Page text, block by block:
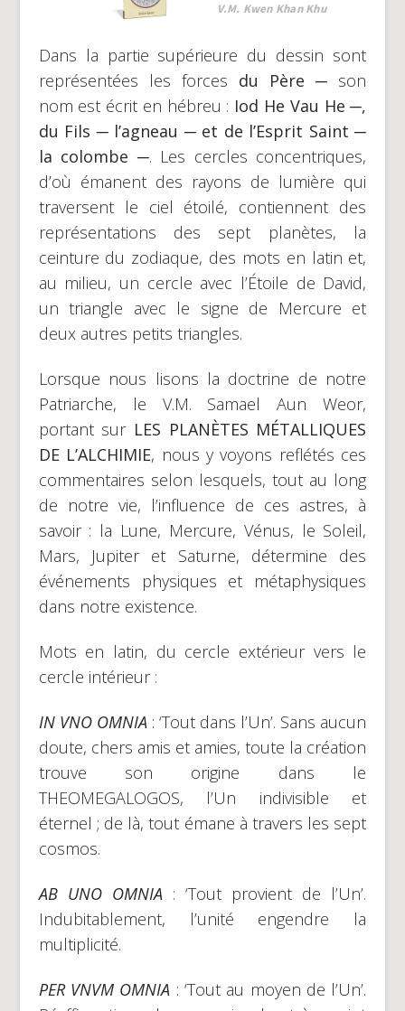
V.M. Kwen Khan Khu
Dans la partie supérieure du dessin sont
représentées les forces du Père ─ son
nom est écrit en hébreu : Iod He Vau He ─,
du Fils ─ l’agneau ─ et de l’Esprit Saint ─
la colombe ─. Les cercles concentriques,
d’où émanent des rayons de lumière qui
traversent le ciel étoilé, contiennent des
représentations des sept planètes, la
ceinture du zodiaque, des mots en latin et,
au milieu, un cercle avec l’Étoile de David,
un triangle avec le signe de Mercure et
deux autres petits triangles.
Lorsque nous lisons la doctrine de notre
Patriarche, le V.M. Samael Aun Weor,
portant sur LES PLANÈTES MÉTALLIQUES
DE L’ALCHIMIE, nous y voyons reflétés ces
commentaires selon lesquels, tout au long
de notre vie, l’influence de ces astres, à
savoir : la Lune, Mercure, Vénus, le Soleil,
Mars, Jupiter et Saturne, détermine des
événements physiques et métaphysiques
dans notre existence.
Mots en latin, du cercle extérieur vers le
cercle intérieur :
IN VNO OMNIA : ‘Tout dans l’Un’. Sans aucun
doute, chers amis et amies, toute la création
trouve son origine dans le
THEOMEGALOGOS, l’Un indivisible et
éternel ; de là, tout émane à travers les sept
cosmos.
AB UNO OMNIA : ‘Tout provient de l’Un’.
Indubitablement, l’unité engendre la
multiplicité.
PER VNVM OMNIA : ‘Tout au moyen de l’Un’.